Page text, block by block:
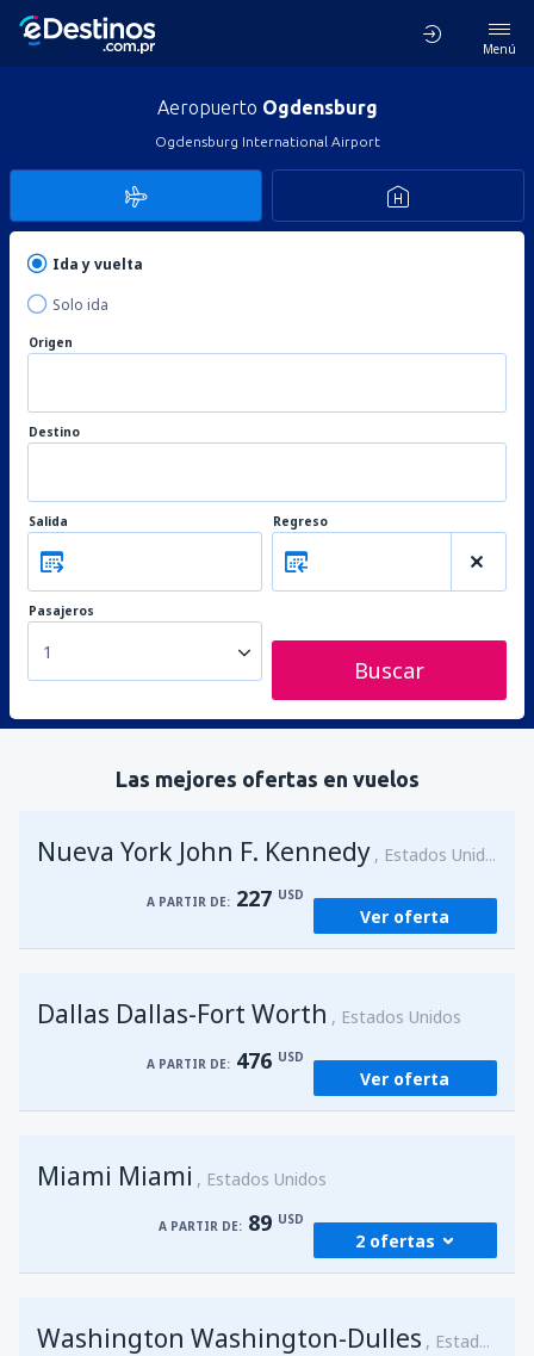
Menú
Aeropuerto Ogdensburg
Ogdensburg International Airport
Ida y vuelta
Solo ida
Origen
Destino
Salida Regreso
Pasajeros
1
Buscar
Las mejores ofertas en vuelos
Nueva York John F. Kennedy Estados Unidos
A PARTIR DE: 227 USD
Ver oferta
Dallas Dallas-Fort Worth Estados Unidos
A PARTIR DE: 476 USD
Ver oferta
Miami Miami Estados Unidos
A PARTIR DE: 89 USD
2 ofertas
A PARTIR DE: 89USD
Washington Washington-Dulles Estados Unidos